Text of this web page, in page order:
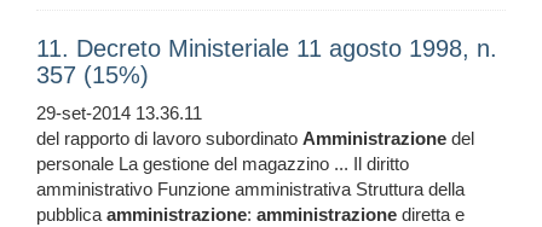
11. Decreto Ministeriale 11 agosto 1998, n.
357 (15%)
29-set-2014 13.36.11
del rapporto di lavoro subordinato Amministrazione del
personale La gestione del magazzino ... Il diritto
amministrativo Funzione amministrativa Struttura della
pubblicaamministrazione: amministrazione diretta e